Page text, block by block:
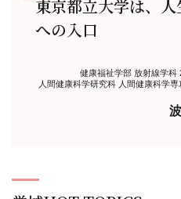
東京都立大学は、
への入口
健康福祉学部 放射線学
人間健康科学研究科 人間健康科学